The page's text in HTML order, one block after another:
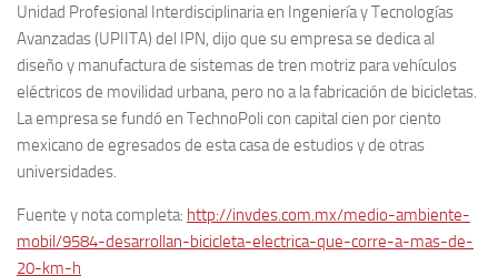
Unidad Profesional Interdisciplinaria en Ingeniería y Tecnologías
Avanzadas (UPIITA) del IPN, dijo que su empresa se dedica al
diseño y manufactura de sistemas de tren motriz para vehículos
eléctricos de movilidad urbana, pero no a la fabricación de bicicletas.
La empresa se fundó en TechnoPoli con capital cien por ciento
mexicano de egresados de esta casa de estudios y de otras
universidades.
Fuente y nota completa: http://invdes.com.mx/medio-ambiente-
mobil/9584-desarrollan-bicicleta-electrica-que-corre-a-mas-de-
20-km-h